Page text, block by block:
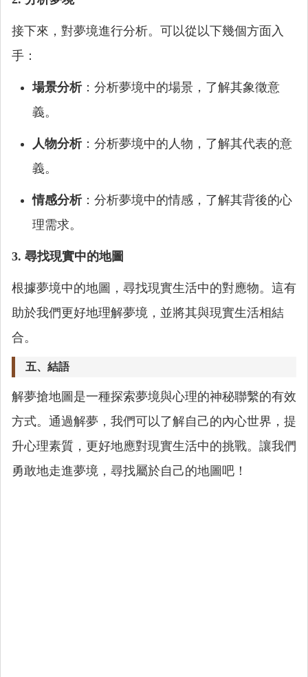
接下來，對夢境進行分析。可以從以下幾個方面入
手：
場景分析：分析夢境中的場景，了解其象徵意
義。
人物分析：分析夢境中的人物，了解其代表的意
義。
情感分析：分析夢境中的情感，了解其背後的心
理需求。
3. 尋找現實中的地圖
根據夢境中的地圖，尋找現實生活中的對應物。這有
助於我們更好地理解夢境，並將其與現實生活相結
合。
五、結語
解夢搶地圖是一種探索夢境與心理的神秘聯繫的有效
方式。通過解夢，我們可以了解自己的內心世界，提
升心理素質，更好地應對現實生活中的挑戰。讓我們
勇敢地走進夢境，尋找屬於自己的地圖吧！